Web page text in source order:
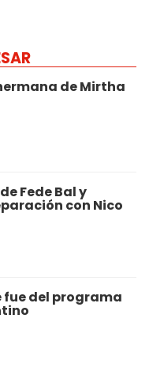
de Mirtha
Fede Bal y
con Nico
fue del programa